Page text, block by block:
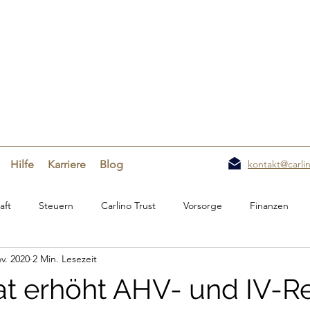
Hilfe Karriere Blog
Steuern Carlino Trust Vorsorge Finanzen
erhöht AHV- und IV-
2020 2 Min. Lesezeit